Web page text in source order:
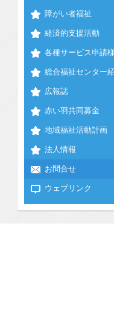
障がい者福祉
経済的支援活動
各種サービス申請
総合福祉センター
広報誌
赤い羽共同募金
地域福祉活動計画
法人情報
お問合せ
ウェブリンク